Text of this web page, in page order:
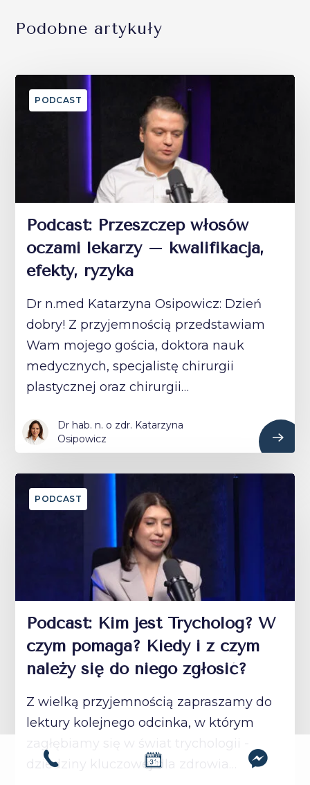
Podobne artykuły
PODCAST
Podcast: Przeszczep włosów
oczami lekarzy – kwalifikacja,
efekty, ryzyka
Dr n.med Katarzyna Osipowicz: Dzień
dobry! Z przyjemnością przedstawiam
Wam mojego gościa, doktora nauk
medycznych, specjalistę chirurgii
plastycznej oraz chirurgii…
Dr hab. n. o zdr. Katarzyna
Osipowicz
PODCAST
Podcast: Kim jest Trycholog? W
czym pomaga? Kiedy i z czym
należy się do niego zgłosić?
Z wielką przyjemnością zapraszamy do
lektury kolejnego odcinka, w którym
dziedziny kluczowej dla zdrowia…